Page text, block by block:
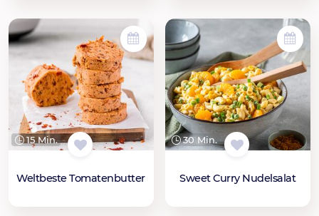
15 Min.
Weltbeste Tomatenbutter
30 Min.
Sweet Curry Nudelsalat